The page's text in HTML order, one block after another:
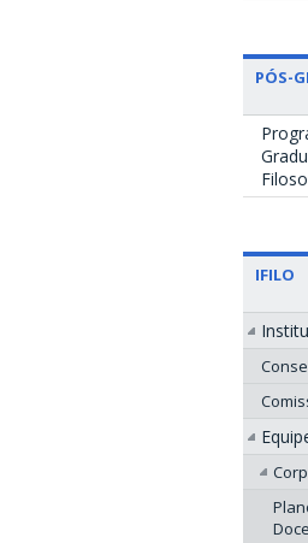
PÓS-
IFILO